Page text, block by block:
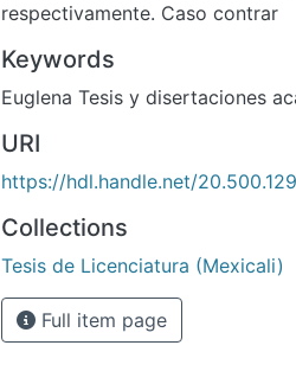
respectivamente. Caso contrar
Keywords
Euglena Tesis y disertaciones
URI
https://hdl.handle.net/
Collections
Tesis de Licenciatura (Mexicali)
Full item page